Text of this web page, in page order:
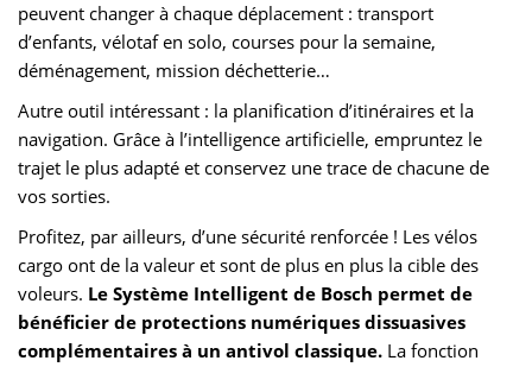
peuvent changer à chaque déplacement : transport
d’enfants, vélotaf en solo, courses pour la semaine,
déménagement, mission déchetterie…
Autre outil intéressant : la planification d’itinéraires et la
navigation. Grâce à l’intelligence artificielle, empruntez le
trajet le plus adapté et conservez une trace de chacune de
vos sorties.
Profitez, par ailleurs, d’une sécurité renforcée ! Les vélos
cargo ont de la valeur et sont de plus en plus la cible des
voleurs. Le Système Intelligent de Bosch permet de
bénéficier de protections numériques dissuasives
complémentaires à un antivol classique. La fonction